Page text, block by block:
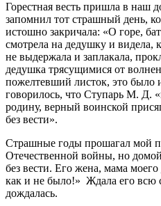
Горестная весть пришла в наш
запомнил тот страшный день,
истошно закричала: «О горе,
смотрела на дедушку и видела,
не выдержала и заплакала,
дедушка трясущимися от
пожелтевший листок, это было
говорилось, что Ступарь М. Д.
родину, верный воинской
без вести».
Страшные годы прошагал мой
Отечественной войны, но
без вести. Его жена, мама
как и не было!» Ждала его всю
дождалась.